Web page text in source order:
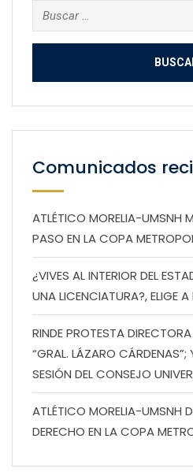
Buscar:
Comunicados
ATLÉTICO MORELIA-UMSNH
PASO EN LA COPA
¿VIVES AL INTERIOR DEL
UNA LICENCIATURA?, ELIGE
RINDE PROTESTA
“GRAL. LÁZARO CÁRDENAS”;
SESIÓN DEL CONSEJO
ATLÉTICO MORELIA-UMSNH
DERECHO EN LA COPA